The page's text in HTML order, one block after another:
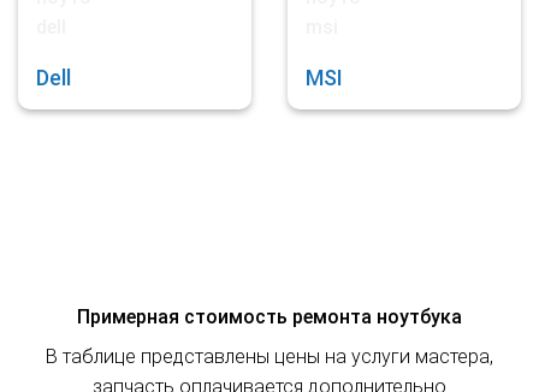
Dell MSI
Примерная стоимость ремонта ноутбука
В таблице представлены цены на услуги мастера,
запчасть оплачивается дополнительно